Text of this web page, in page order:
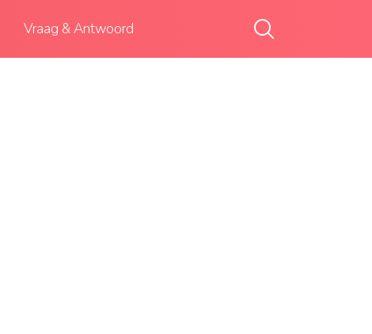
Vraag & Antwoord